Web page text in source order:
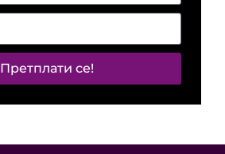
Претплати се!